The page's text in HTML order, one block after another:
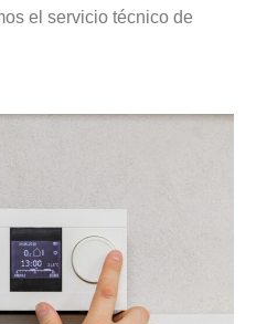
el servicio técnico de